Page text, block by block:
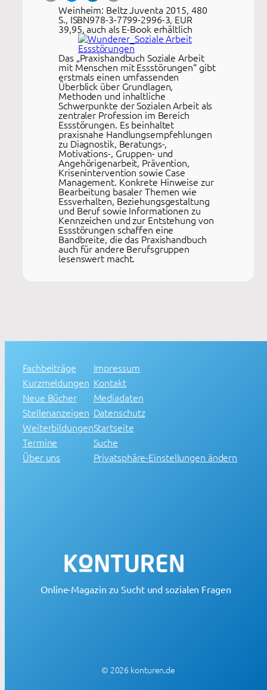
Weinheim: Beltz Juventa 2015, 480
S., ISBN978-3-7799-2996-3, EUR
39,95, auch als E-Book erhältlich
Das „Praxishandbuch Soziale Arbeit
mit Menschen mit Essstörungen“ gibt
erstmals einen umfassenden
Überblick über Grundlagen,
Methoden und inhaltliche
Schwerpunkte der Sozialen Arbeit als
zentraler Profession im Bereich
Essstörungen. Es beinhaltet
praxisnahe Handlungsempfehlungen
zu Diagnostik, Beratungs-,
Motivations-, Gruppen- und
Angehörigenarbeit, Prävention,
Krisenintervention sowie Case
Management. Konkrete Hinweise zur
Bearbeitung basaler Themen wie
Essverhalten, Beziehungsgestaltung
und Beruf sowie Informationen zu
Kennzeichen und zur Entstehung von
Essstörungen schaffen eine
Bandbreite, die das Praxishandbuch
auch für andere Berufsgruppen
lesenswert macht.
Fachbeiträge
Kurzmeldungen
Neue Bücher
Stellenanzeigen
Weiterbildungen
Termine
Über uns
Impressum
Kontakt
Mediadaten
Datenschutz
Startseite
Suche
Privatsphäre-Einstellungen ändern
Online-Magazin zu Sucht und sozialen Fragen
© 2026 konturen.de